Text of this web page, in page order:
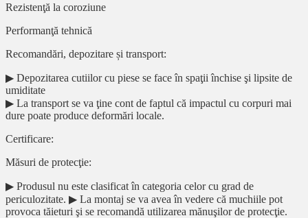
Rezistenţă la coroziune
Performanţă tehnică
Recomandări, depozitare și transport:
▶ Depozitarea cutiilor cu piese se face în spaţii închise şi lipsite de
umiditate
▶ La transport se va ţine cont de faptul că impactul cu corpuri mai
dure poate produce deformări locale.
Certificare:
Măsuri de protecţie:
▶ Produsul nu este clasificat în categoria celor cu grad de
periculozitate. ▶ La montaj se va avea în vedere că muchiile pot
provoca tăieturi şi se recomandă utilizarea mănuşilor de protecţie.